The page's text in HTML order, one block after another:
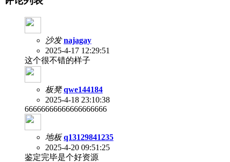
沙发 najagay
2025-4-17 12:29:51
这个很不错的样子
板凳 qwe144184
2025-4-18 23:10:38
66666666666666666666
地板 q13129841235
2025-4-20 09:51:25
鉴定完毕是个好资源